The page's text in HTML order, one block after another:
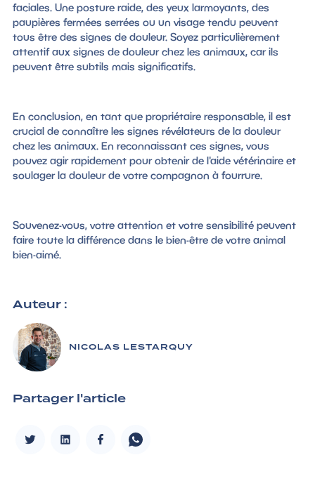
faciales. Une posture raide, des yeux larmoyants, des
paupières fermées serrées ou un visage tendu peuvent
tous être des signes de douleur. Soyez particulièrement
attentif aux signes de douleur chez les animaux, car ils
peuvent être subtils mais significatifs.
En conclusion, en tant que propriétaire responsable, il est
crucial de connaître les signes révélateurs de la douleur
chez les animaux. En reconnaissant ces signes, vous
pouvez agir rapidement pour obtenir de l'aide vétérinaire et
soulager la douleur de votre compagnon à fourrure.
Souvenez-vous, votre attention et votre sensibilité peuvent
faire toute la différence dans le bien-être de votre animal
bien-aimé.
Auteur :
NICOLAS LESTARQUY
Partager l'article